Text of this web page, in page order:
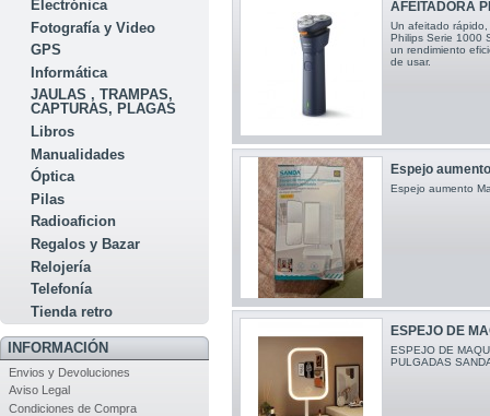
Electrónica
Fotografía y Video
GPS
Informática
JAULAS , TRAMPAS,
CAPTURAS, PLAGAS
Libros
Manualidades
Óptica
Pilas
Radioaficion
Regalos y Bazar
Relojería
Telefonía
Tienda retro
INFORMACIÓN
Envios y Devoluciones
Aviso Legal
Condiciones de Compra
AFEITADORA
Un afeitado
Philips Serie 1000
un rendimiento
de usar.
Espejo
Espejo aumento
ESPEJO DE
ESPEJO DE
PULGADAS